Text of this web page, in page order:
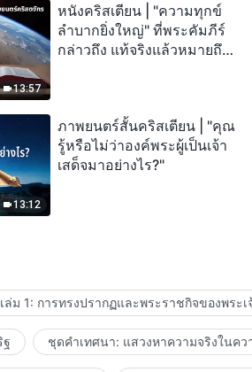
13:57
หนังคริสเตียน | "ความทุกข์
ลำบากยิ่งใหญ่" ที่พระคัมภีร์
กล่าวถึง แท้จริงแล้วหมายถึง
13:12
ภาพยนตร์สั้นคริสเตียน | "คุณ
รู้หรือไม่ว่าองค์พระผู้เป็นเจ้า
เสด็จมาอย่างไร?"
ล่ม 1: การทรงปรากฏและพระราชกิจของพระเ
ฐ ชุดคำเทศนา: แสวงหาความจริงในคว